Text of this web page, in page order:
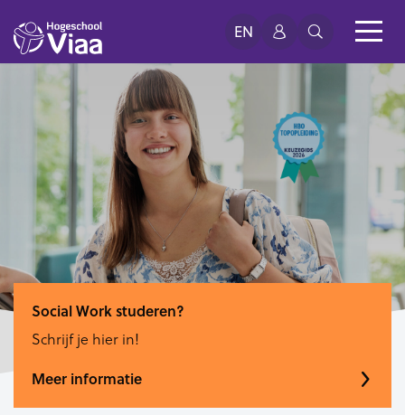
EN
Social Work studeren?
Schrijf je hier in!
Meer informatie